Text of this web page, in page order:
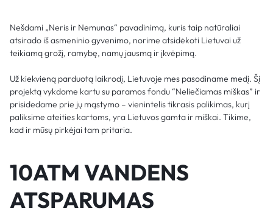
Nešdami „Neris ir Nemunas“ pavadinimą, kuris taip natūraliai
atsirado iš asmeninio gyvenimo, norime atsidėkoti Lietuvai už
teikiamą grožį, ramybę, namų jausmą ir įkvėpimą.
Už kiekvieną parduotą laikrodį, Lietuvoje mes pasodiname medį. Šį
projektą vykdome kartu su paramos fondu “Neliečiamas miškas” ir
prisidedame prie jų mąstymo – vienintelis tikrasis palikimas, kurį
paliksime ateities kartoms, yra Lietuvos gamta ir miškai. Tikime,
kad ir mūsų pirkėjai tam pritaria.
10ATM VANDENS
ATSPARUMAS